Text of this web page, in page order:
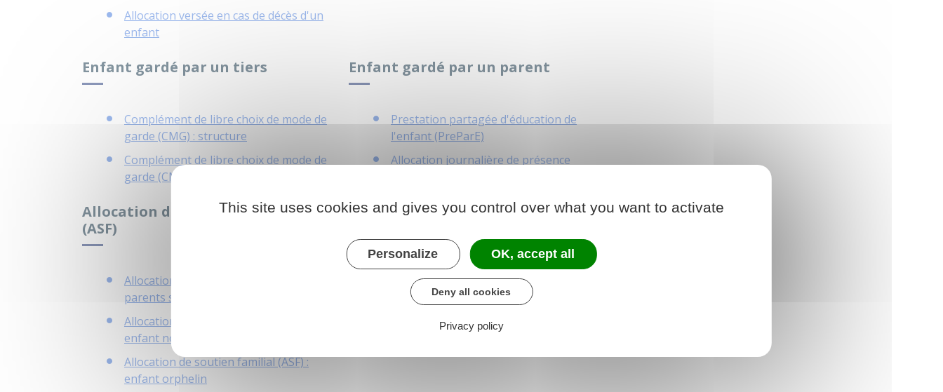
Allocation versée en cas de décès d'un
enfant
Enfant gardé par un tiers
Complément de libre choix de mode de
garde (CMG) : structure
Complément de libre choix de mode de
garde (CMG) : emploi direct
Enfant gardé par un parent
Prestation partagée d'éducation de
l'enfant (PreParE)
Allocation journalière de présence
Allocation de soutien familial
(ASF)
Allocation de soutien familial (ASF) :
parents séparés
Allocation de soutien familial (ASF) :
enfant non reconnu
Allocation de soutien familial (ASF) :
enfant orphelin
This site uses cookies and gives you control over what you want to activate
Personalize OK, accept all
Deny all cookies
Privacy policy